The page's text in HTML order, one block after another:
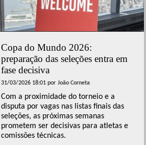
Copa do Mundo 2026:
preparação das seleções entra em
fase decisiva
31/03/2026 18:01 por João Corneta
Com a proximidade do torneio e a
disputa por vagas nas listas finais das
seleções, as próximas semanas
prometem ser decisivas para atletas e
comissões técnicas.